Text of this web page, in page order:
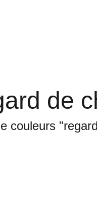
de
couleurs